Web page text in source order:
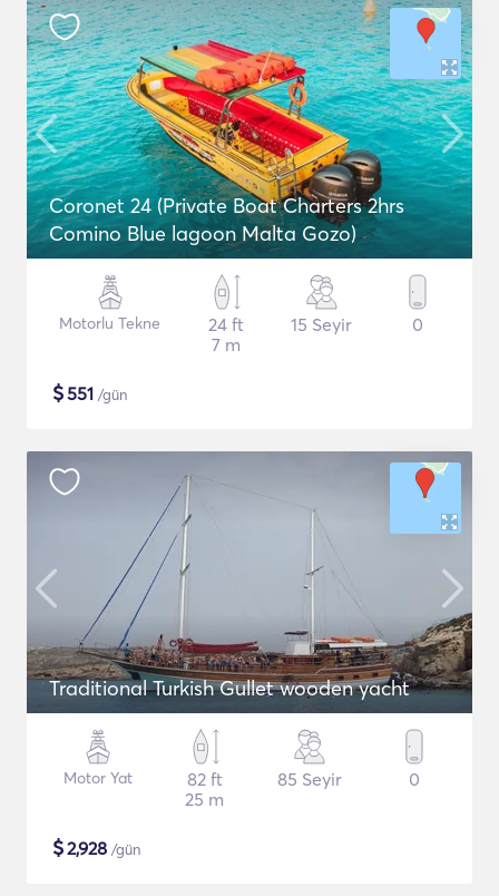
Coronet 24 (Private Boat Charters 2hrs
Comino Blue lagoon Malta Gozo)
Motorlu Tekne
24 ft
7 m
15 Seyir 0
$551 /gün
Traditional Turkish Gullet wooden yacht
Motor Yat
82 ft
25 m
85 Seyir 0
$2,928 /gün